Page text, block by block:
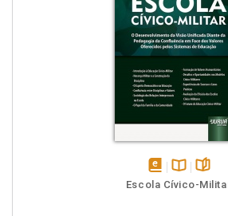
disponívelDisponível
Escola Cívico-